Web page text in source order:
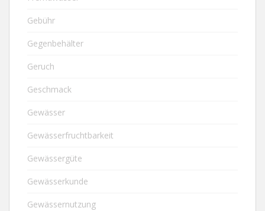
Gebühr
Gegenbehälter
Geruch
Geschmack
Gewässer
Gewässerfruchtbarkeit
Gewässergüte
Gewässerkunde
Gewässernutzung